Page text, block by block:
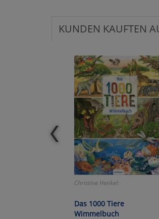
KUNDEN KAUFTEN
Christine Henkel:
Das 1000 Tiere
Wimmelbuch